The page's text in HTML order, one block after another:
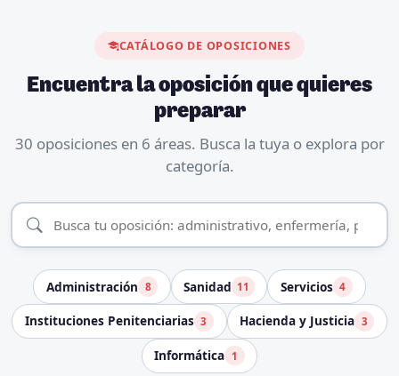
CATÁLOGO DE OPOSICIONES
Encuentra la oposición que quieres
preparar
30 oposiciones en 6 áreas. Busca la tuya o explora por
categoría.
Administración 8 Sanidad 11 Servicios 4
Instituciones Penitenciarias 3 Hacienda y Justicia 3
Informática 1